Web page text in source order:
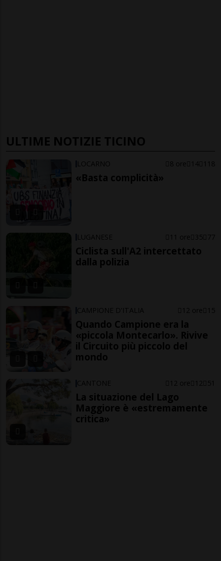
ULTIME NOTIZIE TICINO
LOCARNO 8 ore 14 118
«Basta complicità»
LUGANESE 11 ore 35 77
Ciclista sull'A2 intercettato
dalla polizia
CAMPIONE D'ITALIA 12 ore 15
Quando Campione era la
«piccola Montecarlo». Rivive
il Circuito più piccolo del
mondo
CANTONE 12 ore 12 51
La situazione del Lago
Maggiore è «estremamente
critica»